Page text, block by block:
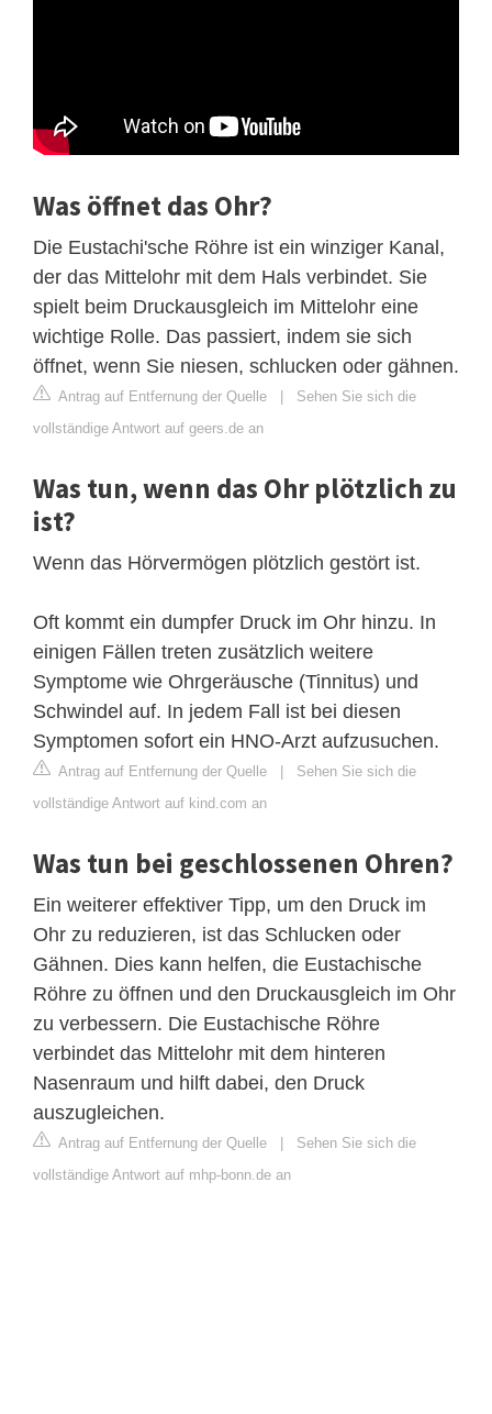
Was öffnet das Ohr?
Die Eustachi'sche Röhre ist ein winziger Kanal,
der das Mittelohr mit dem Hals verbindet. Sie
spielt beim Druckausgleich im Mittelohr eine
wichtige Rolle. Das passiert, indem sie sich
öffnet, wenn Sie niesen, schlucken oder gähnen.
Antrag auf Entfernung der Quelle | Sehen Sie sich die
vollständige Antwort auf geers.de an
Was tun, wenn das Ohr plötzlich zu
ist?
Wenn das Hörvermögen plötzlich gestört ist.
Oft kommt ein dumpfer Druck im Ohr hinzu. In
einigen Fällen treten zusätzlich weitere
Symptome wie Ohrgeräusche (Tinnitus) und
Schwindel auf. In jedem Fall ist bei diesen
Symptomen sofort ein HNO-Arzt aufzusuchen.
Antrag auf Entfernung der Quelle | Sehen Sie sich die
vollständige Antwort auf kind.com an
Was tun bei geschlossenen Ohren?
Ein weiterer effektiver Tipp, um den Druck im
Ohr zu reduzieren, ist das Schlucken oder
Gähnen. Dies kann helfen, die Eustachische
Röhre zu öffnen und den Druckausgleich im Ohr
zu verbessern. Die Eustachische Röhre
verbindet das Mittelohr mit dem hinteren
Nasenraum und hilft dabei, den Druck
auszugleichen.
Antrag auf Entfernung der Quelle | Sehen Sie sich die
vollständige Antwort auf mhp-bonn.de an